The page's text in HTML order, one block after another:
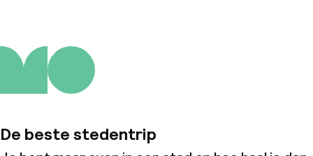
De beste stedentrip